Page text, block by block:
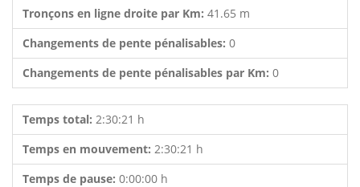
Tronçons en ligne droite par Km: 41.65 m
Changements de pente pénalisables: 0
Changements de pente pénalisables par Km: 0
Temps total: 2:30:21 h
Temps en mouvement: 2:30:21 h
Temps de pause: 0:00:00 h